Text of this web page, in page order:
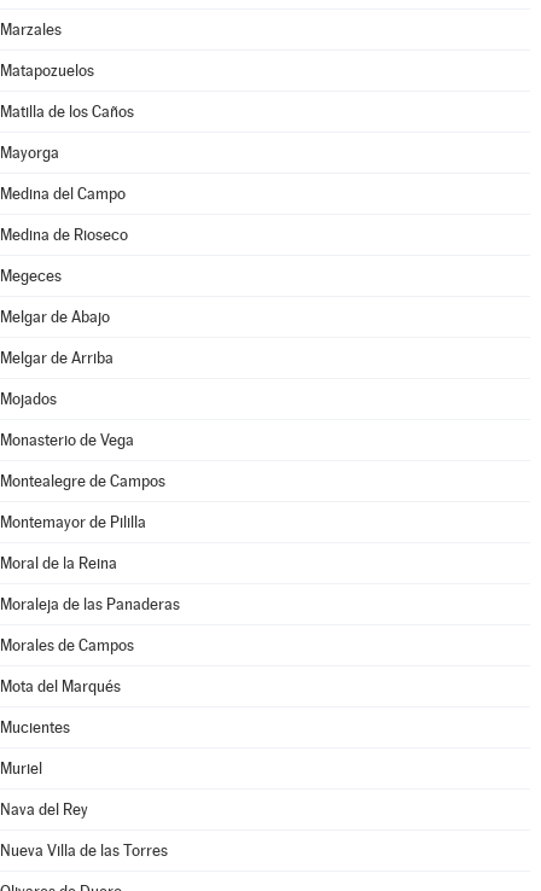
Marzales
Matapozuelos
Matilla de los Caños
Mayorga
Medina del Campo
Medina de Rioseco
Megeces
Melgar de Abajo
Melgar de Arriba
Mojados
Monasterio de Vega
Montealegre de Campos
Montemayor de Pililla
Moral de la Reina
Moraleja de las Panaderas
Morales de Campos
Mota del Marqués
Mucientes
Muriel
Nava del Rey
Nueva Villa de las Torres